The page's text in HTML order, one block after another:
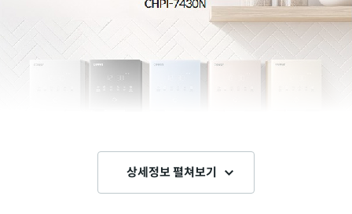
상세정보 펼쳐보기